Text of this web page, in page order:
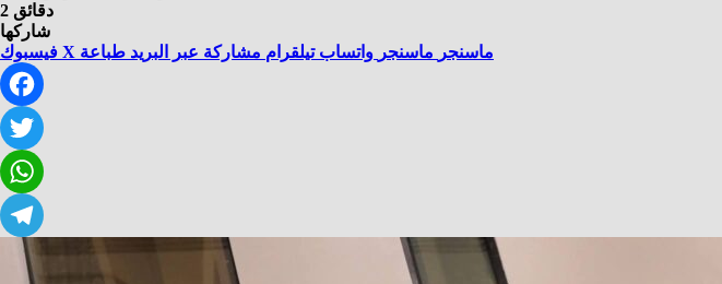
2 دقائق
شاركها
فيسبوك X ماسنجر ماسنجر واتساب تيلقرام مشاركة عبر البريد طباعة